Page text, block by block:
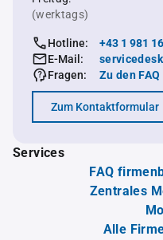
(werktags)
Hotline:
+43 1 981
E-Mail:
Fragen:
Zu den FAQ
Zum Kontaktformular
Services
FAQ
Zentrales
Alle